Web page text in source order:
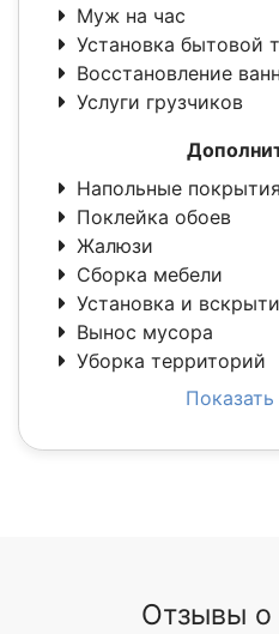
Муж на час
Установка бытовой
Восстановление ванн
Услуги грузчиков
Напольные покрытия
Поклейка обоев
Жалюзи
Сборка мебели
Установка и
Вынос мусора
Уборка территорий
Отзывы о